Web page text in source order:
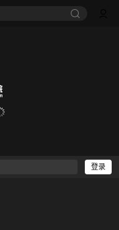
登录